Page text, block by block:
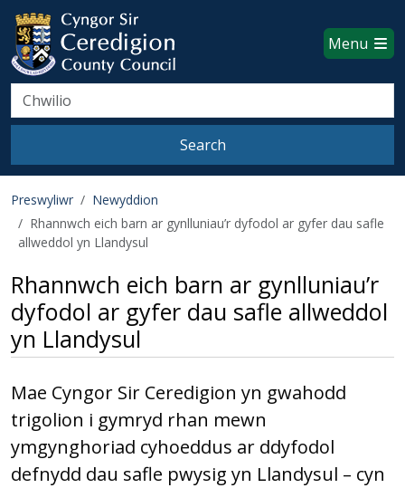
Skip to main content
Ceredigion County Council
Menu
Search
Search
Preswyliwr
Newyddion
Rhannwch eich barn ar gynlluniau’r dyfodol ar gyfer dau safle
allweddol yn Llandysul
Rhannwch eich barn ar gynlluniau’r
dyfodol ar gyfer dau safle allweddol
yn Llandysul
Mae Cyngor Sir Ceredigion yn gwahodd
trigolion i gymryd rhan mewn
ymgynghoriad cyhoeddus ar ddyfodol
defnydd dau safle pwysig yn Llandysul – cyn